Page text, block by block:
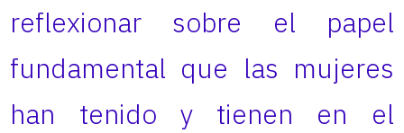
reflexionar sobre el papel
fundamental que las mujeres
han tenido y tienen en el